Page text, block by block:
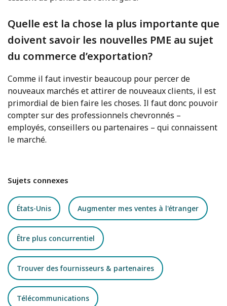
Quelle est la chose la plus importante que
doivent savoir les nouvelles PME au sujet
du commerce d’exportation?
Comme il faut investir beaucoup pour percer de
nouveaux marchés et attirer de nouveaux clients, il est
primordial de bien faire les choses. Il faut donc pouvoir
compter sur des professionnels chevronnés –
employés, conseillers ou partenaires – qui connaissent
le marché.
Sujets connexes
États-Unis Augmenter mes ventes à l'étranger
Être plus concurrentiel
Trouver des fournisseurs & partenaires
Télécommunications